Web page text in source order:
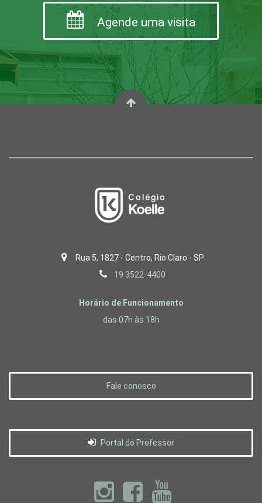
Agende uma visita
Rua 5, 1827 - Centro, Rio Claro - SP
19 3522-4400
Horário de Funcionamento
das 07h às 18h
Fale conosco
Portal do Professor